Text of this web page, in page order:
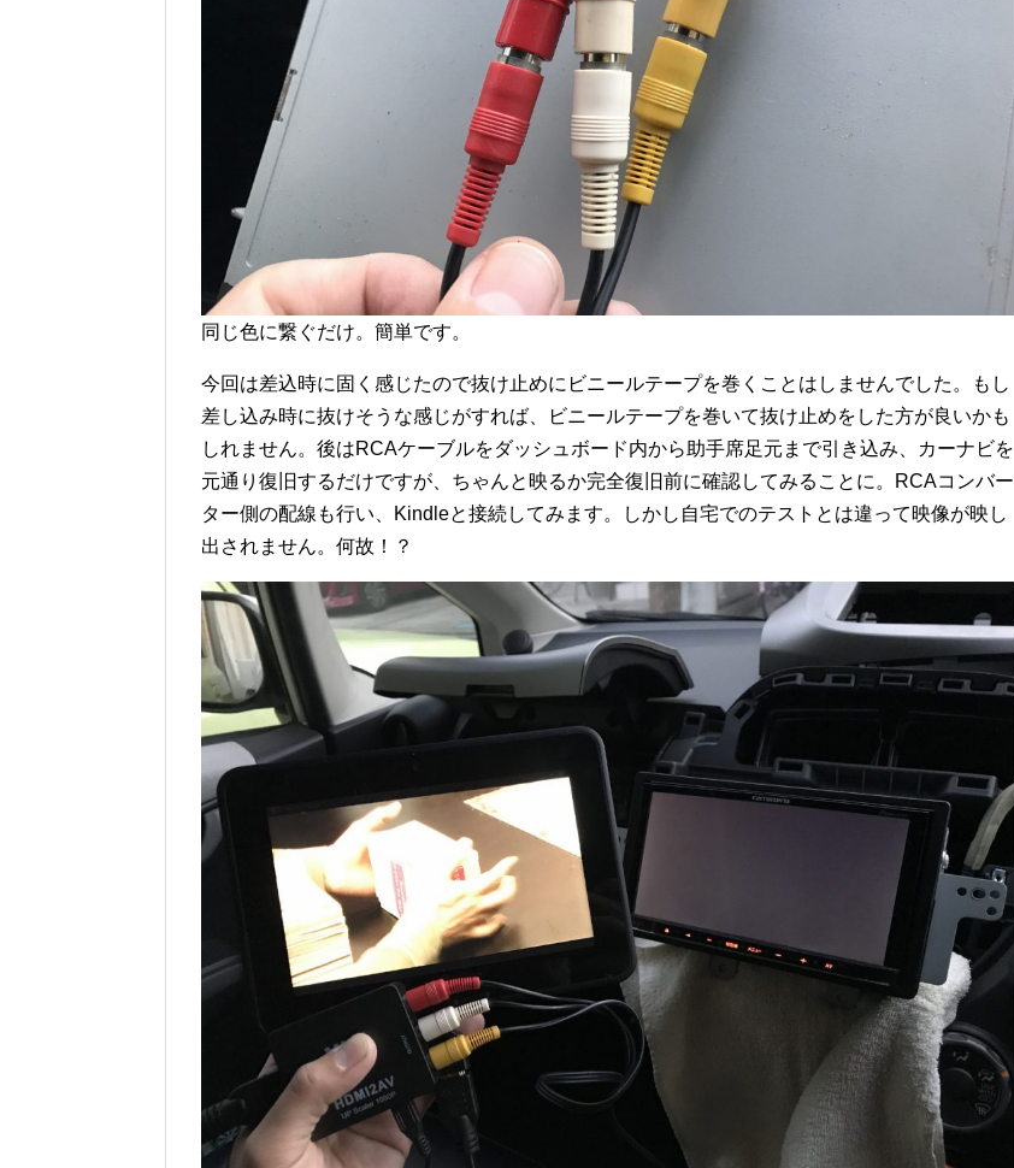
同じ色に繋ぐだけ。簡単です。
今回は差込時に固く感じたので抜け止めにビニールテープを巻くことはしませんでした。もし
差し込み時に抜けそうな感じがすれば、ビニールテープを巻いて抜け止めをした方が良いかも
しれません。後はRCAケーブルをダッシュボード内から助手席足元まで引き込み、カーナビを
元通り復旧するだけですが、ちゃんと映るか完全復旧前に確認してみることに。RCAコンバー
ター側の配線も行い、Kindleと接続してみます。しかし自宅でのテストとは違って映像が映し
出されません。何故！？